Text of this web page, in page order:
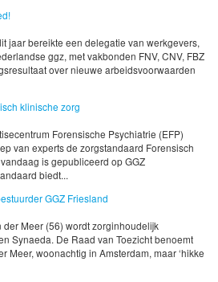
jaar bereikte een delegatie van werkgevers,
ggz, met vakbonden FNV, CNV, FBZ
over nieuwe arbeidsvoorwaarden
klinische zorg
Forensische Psychiatrie (EFP)
van experts de zorgstandaard Forensisch
is gepubliceerd op GGZ
biedt...
GGZ Friesland
Meer (56) wordt zorginhoudelijk
Synaeda. De Raad van Toezicht benoemt
Meer, woonachtig in Amsterdam, maar ‘hikke